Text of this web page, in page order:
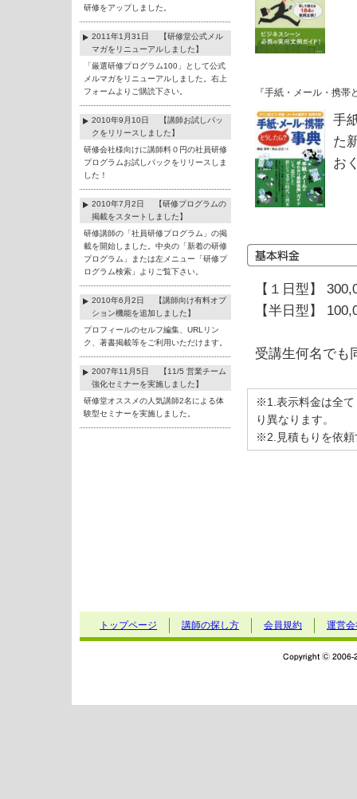
研修をアップしました。
2011年1月31日 【研修堂公式メル
マガをリニューアルしました】
「厳選研修プログラム100」として公式
メルマガをリニューアルしました。右上
フォームよりご購読下さい。
2010年9月10日 【講師お試しパッ
クをリリースしました】
研修会社様向けに講師料０円の社員研修
プログラムお試しパックをリリースしま
した！
2010年7月2日 【研修プログラムの
掲載をスタートしました】
研修講師の「社員研修プログラム」の掲
載を開始しました。中央の「新着の研修
プログラム」または左メニュー「研修プ
ログラム検索」よりご覧下さい。
2010年6月2日 【講師向け有料オプ
ション機能を追加しました】
プロフィールのセルフ編集、URLリン
ク、著書掲載等をご利用いただけます。
2007年11月5日 【11/5 営業チーム
強化セミナーを実施しました】
研修堂オススメの人気講師2名による体
験型セミナーを実施しました。
『手紙・メール・携
手
た
お
【１日型】
【半日型】
受講生何名でも
※1.表示料金は全て
り異なります。
※2.見積もりを依頼
トップページ 講師の探し方 会員規約 運営